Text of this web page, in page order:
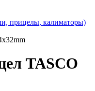
прицелы, калиматоры)
TASCO